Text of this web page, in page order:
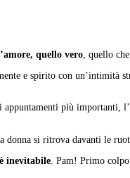
quello vero, quello
e spirito con un’intimità
appuntamenti più importanti,
donna si ritrova davanti le
inevitabile . Pam! Primo